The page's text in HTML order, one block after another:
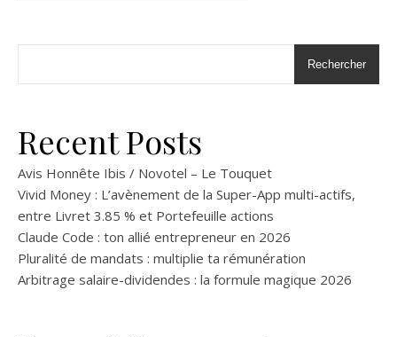
Rechercher
Recent Posts
Avis Honnête Ibis / Novotel – Le Touquet
Vivid Money : L’avènement de la Super-App multi-actifs,
entre Livret 3.85 % et Portefeuille actions
Claude Code : ton allié entrepreneur en 2026
Pluralité de mandats : multiplie ta rémunération
Arbitrage salaire-dividendes : la formule magique 2026